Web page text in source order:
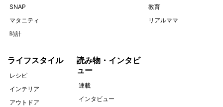
SNAP
マタニティ
時計
教育
リアルママ
ライフスタイル
レシピ
インテリア
アウトドア
読み物・インタビ
ュー
連載
インタビュー